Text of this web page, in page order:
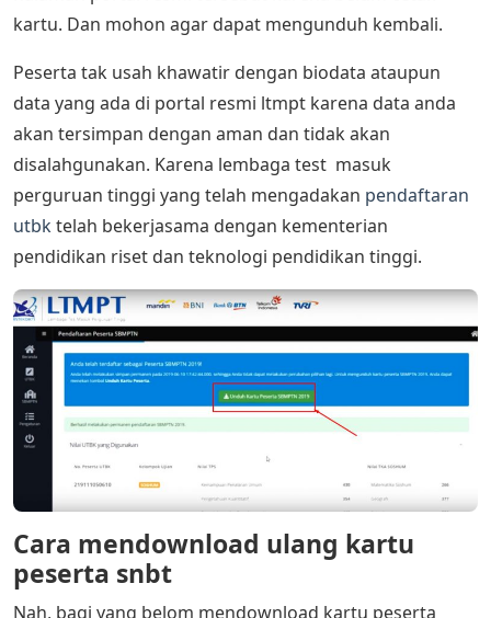
kartu. Dan mohon agar dapat mengunduh kembali.
Peserta tak usah khawatir dengan biodata ataupun
data yang ada di portal resmi ltmpt karena data anda
akan tersimpan dengan aman dan tidak akan
disalahgunakan. Karena lembaga test masuk
perguruan tinggi yang telah mengadakan pendaftaran
utbktelah bekerjasama dengan kementerian
pendidikan riset dan teknologi pendidikan tinggi.
Cara mendownload ulang kartu
peserta snbt
Nah, bagi yang belom mendownload kartu peserta